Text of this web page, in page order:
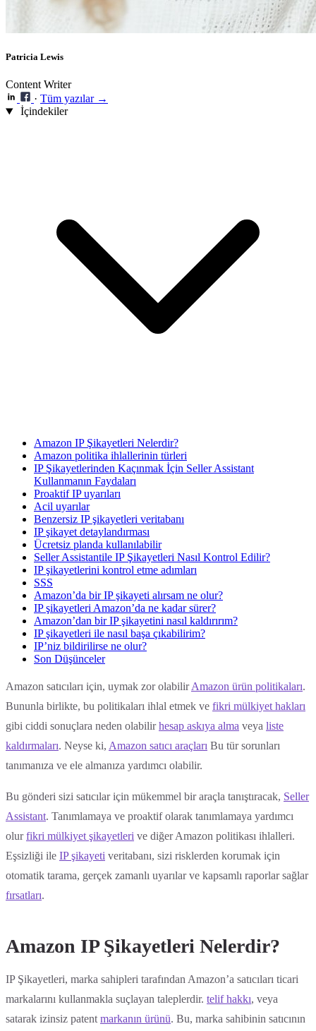
Patricia Lewis
Content Writer
· Tüm yazılar →
İçindekiler
Amazon IP Şikayetleri Nelerdir?
Amazon politika ihlallerinin türleri
IP Şikayetlerinden Kaçınmak İçin Seller Assistant
Kullanmanın Faydaları
Proaktif IP uyarıları
Acil uyarılar
Benzersiz IP şikayetleri veritabanı
IP şikayet detaylandırması
Ücretsiz planda kullanılabilir
Seller Assistantile IP Şikayetleri Nasıl Kontrol Edilir?
IP şikayetlerini kontrol etme adımları
SSS
Amazon’da bir IP şikayeti alırsam ne olur?
IP şikayetleri Amazon’da ne kadar sürer?
Amazon’dan bir IP şikayetini nasıl kaldırırım?
IP şikayetleri ile nasıl başa çıkabilirim?
IP’niz bildirilirse ne olur?
Son Düşünceler
Amazon satıcıları için, uymak zor olabilirAmazon ürün politikaları.
Bununla birlikte, bu politikaları ihlal etmek ve fikri mülkiyet hakları
gibi ciddi sonuçlara neden olabilirhesap askıya alma veya liste
kaldırmaları. Neyse ki, Amazon satıcı araçları Bu tür sorunları
tanımanıza ve ele almanıza yardımcı olabilir.
Bu gönderi sizi satıcılar için mükemmel bir araçla tanıştıracak, Seller
Assistant. Tanımlamaya ve proaktif olarak tanımlamaya yardımcı
olurfikri mülkiyet şikayetleri ve diğer Amazon politikası ihlalleri.
Eşsizliği ile IP şikayeti veritabanı, sizi risklerden korumak için
otomatik tarama, gerçek zamanlı uyarılar ve kapsamlı raporlar sağlar
fırsatları.
Amazon IP Şikayetleri Nelerdir?
IP Şikayetleri, marka sahipleri tarafından Amazon’a satıcıları ticari
markalarını kullanmakla suçlayan taleplerdir. telif hakkı, veya
satarak izinsiz patent markanın ürünü. Bu, marka sahibinin satıcının